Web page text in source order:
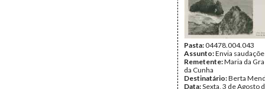
Pasta:04478.004.043
Assunto:Envia
Remetente:Maria da
da Cunha
Destinatário:Berta
Data:Sexta, 3 de Agosto